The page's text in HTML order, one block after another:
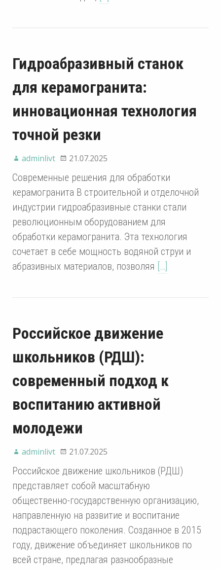
Гидроабразивный станок
для керамогранита:
инновационная технология
точной резки
adminlivt 21.07.2025
Современные решения для обработки
керамогранита В строительной и отделочной
индустрии гидроабразивные станки стали
революционным оборудованием для
обработки керамогранита. Эта технология
сочетает в себе мощность водяной струи и
абразивных материалов, позволяя […]
Российское движение
школьников (РДШ):
современный подход к
воспитанию активной
молодежи
adminlivt 21.07.2025
Российское движение школьников (РДШ)
представляет собой масштабную
общественно-государственную организацию,
направленную на развитие и воспитание
подрастающего поколения. Созданное в 2015
году, движение объединяет школьников по
всей стране, предлагая разнообразные